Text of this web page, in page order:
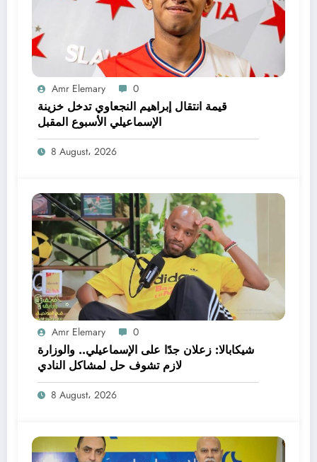
Amr Elemary 0
قيمة انتقال إبراهيم النجعاوي تدخل خزينة
الإسماعيلي الأسبوع المقبل
8 August، 2026
Amr Elemary 0
شيكابالا: زعلان جدًا على الإسماعيلي.. والوزارة
لازم تشوف حل لمشاكل النادي
8 August، 2026